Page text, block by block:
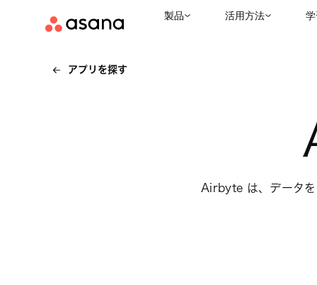
製品 活用方法
アプリを探す
Airbyte は、データを